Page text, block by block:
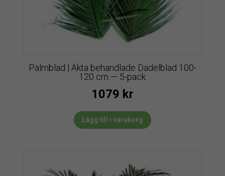
Palmblad | Äkta behandlade Dadelblad 100-
120 cm — 5-pack
1079 kr
Lägg till i varukorg